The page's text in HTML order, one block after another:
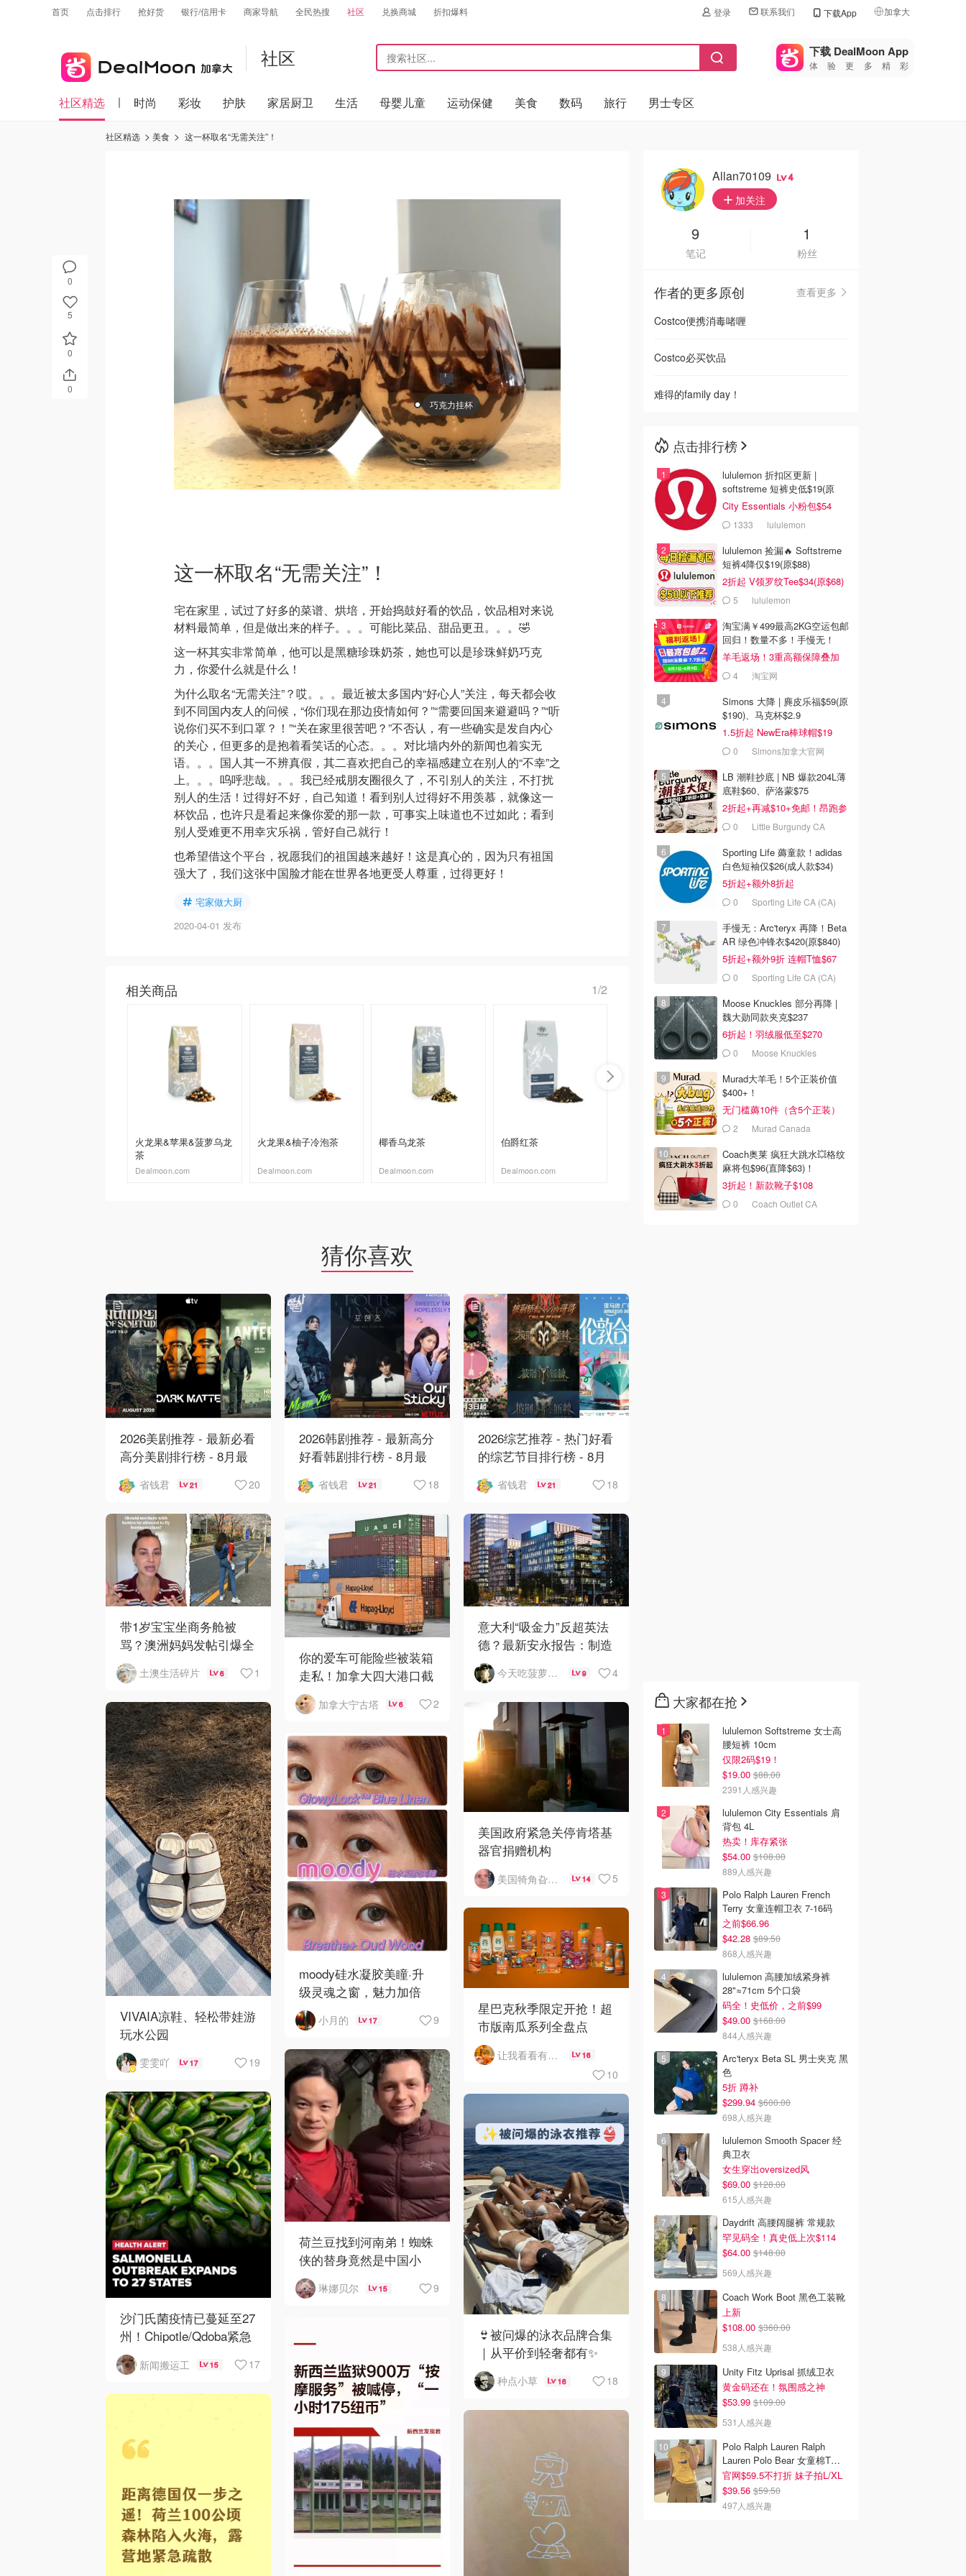
首页 点击排行 抢好货 银行/信用卡 商家导航 全民热搜 社区 兑换商城 折扣爆料 登录 联系我们 下载App 加拿大
🇺🇸
美国
🇨🇳中国
🇦🇺
🇳🇿新西兰
社区 下载 DealMoon App
体验更多精彩
社区精选 时尚 彩妆 护肤 家居厨卫 生活 母婴儿童 运动保健 美食 数码 旅行 男士专区
0
5
0
0
社区精选 美食 这一杯取名“无需关注”！
巧克力挂杯
这一杯取名“无需关注”！
宅在家里，试过了好多的菜谱、烘培，开始捣鼓好看的饮品，饮品相对来说
材料最简单，但是做出来的样子。。。可能比菜品、甜品更丑。。。🤣
这一杯其实非常简单，他可以是黑糖珍珠奶茶，她也可以是珍珠鲜奶巧克
力，你爱什么就是什么！
为什么取名“无需关注”？哎。。。最近被太多国内“好心人”关注，每天都会收
到不同国内友人的问候，“你们现在那边疫情如何？”“需要回国来避避吗？”“听
说你们买不到口罩？！”“关在家里很苦吧？”不否认，有一些确实是发自内心
的关心，但更多的是抱着看笑话的心态。。。对比墙内外的新闻也着实无
语。。。国人其一不辨真假，其二喜欢把自己的幸福感建立在别人的“不幸”之
上。。。呜呼悲哉。。。我已经戒朋友圈很久了，不引别人的关注，不打扰
别人的生活！过得好不好，自己知道！看到别人过得好不用羡慕，就像这一
杯饮品，也许只是看起来像你爱的那一款，可事实上味道也不过如此；看到
别人受难更不用幸灾乐祸，管好自己就行！
也希望借这个平台，祝愿我们的祖国越来越好！这是真心的，因为只有祖国
强大了，我们这张中国脸才能在世界各地更受人尊重，过得更好！
宅家做大厨
2020-04-01 发布
相关商品 1/2
火龙果&苹果&菠萝乌龙
茶
Dealmoon.com
火龙果&柚子冷泡茶
Dealmoon.com
椰香乌龙茶
Dealmoon.com
伯爵红茶
Dealmoon.com Dealmoon.com
去购买
Dealmoon.com
去购买
猜你喜欢
2026美剧推荐 - 最新必看
高分美剧排行榜 - 8月最
回归！
省钱君 21 20
2026韩剧推荐 - 最新高分
好看韩剧排行榜 - 8月最
爱 》上线❣️
省钱君 21 18
2026综艺推荐 - 热门好看
的综艺节目排行榜 - 8月
归啦省钱君 21 18
带1岁宝宝坐商务舱被
骂？澳洲妈妈发帖引爆全
网争议
土澳生活碎片 6 1
你的爱车可能险些被装箱
走私！加拿大四大港口截
获近400辆豪车
加拿大宁古塔 6 2
意大利“吸金力”反超英法
德？最新安永报告：制造
业与AI成投资新宠！
今天吃菠萝披萨了吗 9 4
VIVAIA凉鞋、轻松带娃游
玩水公园
雯雯吖 17 19
美国政府紧急关停肯塔基
器官捐赠机构
美国犄角旮旯新鲜事 14 5
moody硅水凝胶美瞳·升
级灵魂之窗，魅力加倍
小月的 17 9
星巴克秋季限定开抢！超
市版南瓜系列全盘点
让我看看有啥好吃的 16
10
荷兰豆找到河南弟！蜘蛛
侠的替身竟然是中国小
哥？！
琳娜贝尔 15 9
沙门氏菌疫情已蔓延至27
州！Chipotle/Qdoba紧急
下架辣椒
新闻搬运工 15 17
👙被问爆的泳衣品牌合集
｜从平价到轻奢都有✨
种点小草 16 18
Allan70109 4
加关注
9
笔记
1
粉丝
作者的更多原创
查看更多
Costco便携消毒啫喱
Costco必买饮品
难得的family day！
点击排行榜
lululemon 折扣区更新 |
softstreme 短裤史低$19(原
$88)
City Essentials 小粉包$54
1333 lululemon
lululemon 捡漏🔥 Softstreme
短裤4降仅$19(原$88)
2折起 V领罗纹Tee$34(原$68)
5 lululemon
淘宝满￥499最高2KG空运包邮
回归！数量不多！手慢无！
羊毛返场！3重高额保障叠加
4 淘宝网
Simons 大降 | 麂皮乐福$59(原
$190)、马克杯$2.9
1.5折起 NewEra棒球帽$19
0 Simons加拿大官网
LB 潮鞋抄底 | NB 爆款204L薄
底鞋$60、萨洛蒙$75
2折起+再减$10+免邮！昂跑参
加 0
Little Burgundy CA
Sporting Life 薅童款！adidas
白色短袖仅$26(成人款$34)
5折起+额外8折起
0 Sporting Life CA (CA)
手慢无：Arc'teryx 再降！Beta
AR 绿色冲锋衣$420(原$840)
5折起+额外9折 连帽T恤$67
0 Sporting Life CA (CA)
Moose Knuckles 部分再降 |
魏大勋同款夹克$237
6折起！羽绒服低至$270
0 Moose Knuckles
Murad大羊毛！5个正装价值
$400+！
无门槛薅10件（含5个正装）
2 Murad Canada
Coach奥莱 疯狂大跳水💥格纹
麻将包$96(直降$63)！
3折起！新款靴子$108
0 Coach Outlet CA
大家都在抢
lululemon Softstreme 女士高
腰短裤 10cm
仅限2码$19！
$19.00 $88.00
2391人感兴趣
lululemon City Essentials 肩
背包 4L
热卖！库存紧张
$54.00 $108.00
889人感兴趣
Polo Ralph Lauren French
Terry 女童连帽卫衣 7-16码
之前$66.96
$42.28 $89.50
868人感兴趣
lululemon 高腰加绒紧身裤
28"≈71cm 5个口袋
码全！史低价，之前$99
$49.00 $168.00
844人感兴趣
Arc'teryx Beta SL 男士夹克 黑
色
5折 蹲补
$299.94 $600.00
698人感兴趣
lululemon Smooth Spacer 经
典卫衣
女生穿出oversized风
$69.00 $128.00
615人感兴趣
Daydrift 高腰阔腿裤 常规款
罕见码全！真史低上次$114
$64.00 $148.00
569人感兴趣
Coach Work Boot 黑色工装靴
上新
$108.00 $360.00
538人感兴趣
Unity Fitz Uprisal 抓绒卫衣
黄金码还在！氛围感之神
$53.99 $109.00
531人感兴趣
Polo Ralph Lauren Ralph
Lauren Polo Bear 女童棉T恤
染色 1件
官网$59.5不打折 妹子拍L/XL
$39.56 $59.50
497人感兴趣